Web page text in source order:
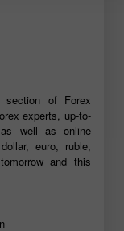
of Forex
experts, up-to-
well as online
euro, ruble,
and this